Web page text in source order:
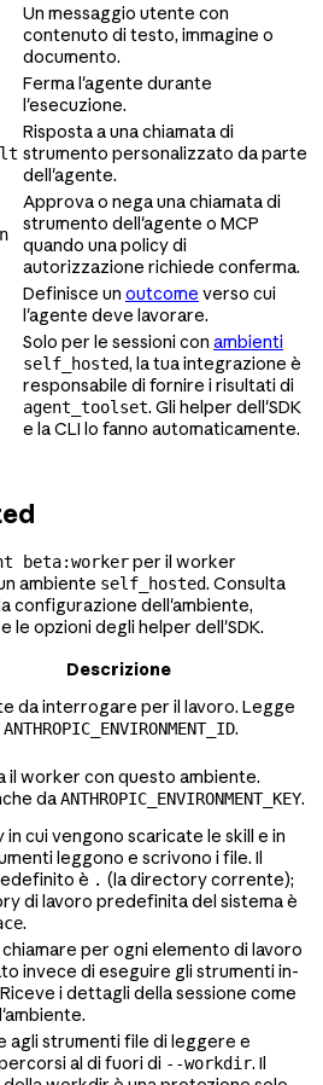
Un messaggio utente con
contenuto di testo, immagine o
documento.
Ferma l'agente durante
l'esecuzione.
Risposta a una chiamata di
strumento personalizzato da parte
dell'agente.
Approva o nega una chiamata di
strumento dell'agente o MCP
quando una policy di
autorizzazione richiede conferma.
Definisce un outcome verso cui
l'agente deve lavorare.
Solo per le sessioni con ambienti
self_hosted, la tua integrazione è
responsabile di fornire i risultati di
agent_toolset. Gli helper dell'SDK
e la CLI lo fanno automaticamente.
beta:workerper il worker
ambiente self_hosted. Consulta
configurazione dell'ambiente,
le opzioni degli helper dell'SDK.
Descrizione
da interrogare per il lavoro. Legge
ANTHROPIC_ENVIRONMENT_ID.
il worker con questo ambiente.
daANTHROPIC_ENVIRONMENT_KEY.
cui vengono scaricate le skill e in
leggono e scrivono i file. Il
è . (la directory corrente);
di lavoro predefinita del sistema è
.
per ogni elemento di lavoro
invece di eseguire gli strumenti in-
i dettagli della sessione come
agli strumenti file di leggere e
al di fuori di --workdir. Il